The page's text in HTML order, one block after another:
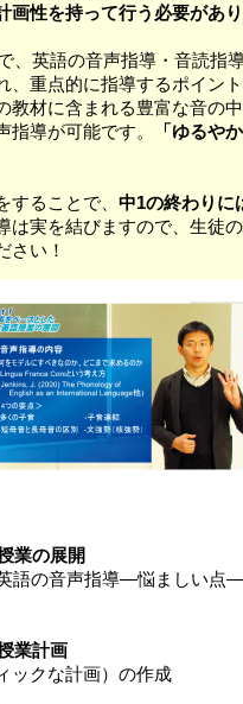
性を持って行う必要があり
、英語の音声指導・音読指
、重点的に指導するポイン
教材に含まれる豊富な音の
導が可能です。
「ゆるや
ることで、 中1の終わりに
は実を結びますので、生徒
さい！
業の展開
語の音声指導―悩ましい点
業計画
ックな計画）の作成